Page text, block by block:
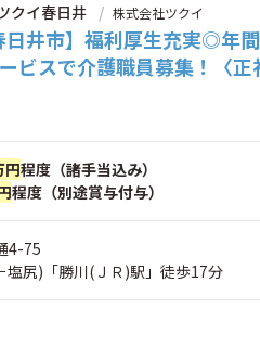
クイ春日井 株式会社ツクイ
日井市】福利厚生充実◎年
ビスで介護職員募集！〈正
円程度（諸手当込み）
程度（別途賞与付与）
4-75
塩尻)「勝川(ＪＲ)駅」徒歩17分